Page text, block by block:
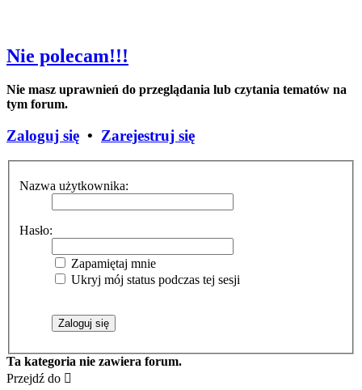
Nie polecam!!!
Nie masz uprawnień do przeglądania lub czytania tematów na
tym forum.
Zaloguj się • Zarejestruj się
Nazwa użytkownika:
Hasło:
Zapamiętaj mnie
Ukryj mój status podczas tej sesji
Ta kategoria nie zawiera forum.
Przejdź do